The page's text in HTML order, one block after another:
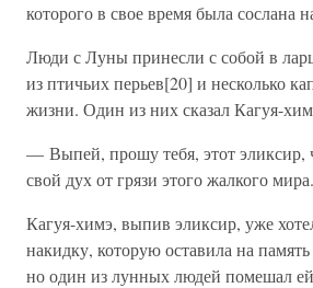
которого в свое время была сослана
Люди с Луны принесли с собой в
из птичьих перьев[20] и несколько
жизни. Один из них сказал Кагуя-
— Выпей, прошу тебя, этот эликсир,
свой дух от грязи этого жалкого мира.
Кагуя-химэ, выпив эликсир, уже
накидку, которую оставила на
но один из лунных людей помешал